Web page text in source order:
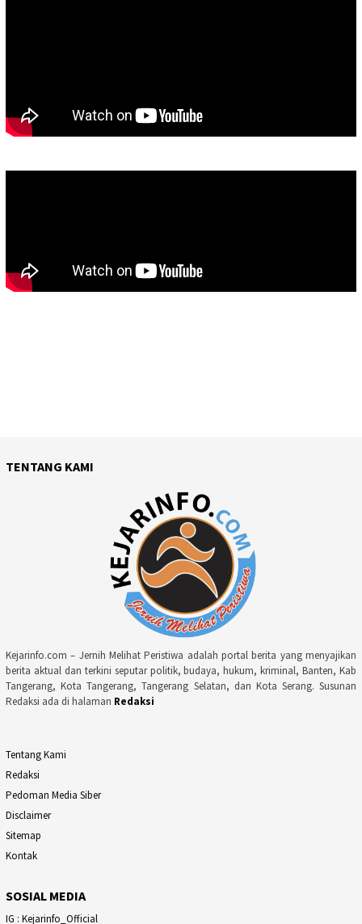
TENTANG KAMI
Kejarinfo.com – Jernih Melihat Peristiwa adalah portal berita yang menyajikan
berita aktual dan terkini seputar politik, budaya, hukum, kriminal, Banten, Kab
Tangerang, Kota Tangerang, Tangerang Selatan, dan Kota Serang. Susunan
Redaksi ada di halaman Redaksi
Tentang Kami
Redaksi
Pedoman Media Siber
Disclaimer
Sitemap
Kontak
SOSIAL MEDIA
IG : Kejarinfo_Official